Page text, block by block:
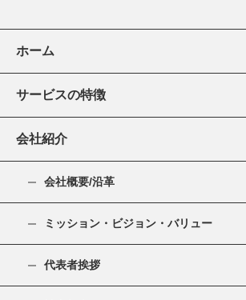
ホーム
サービスの特徴
会社紹介
会社概要/沿革
ミッション・ビジョン・バリュー
代表者挨拶